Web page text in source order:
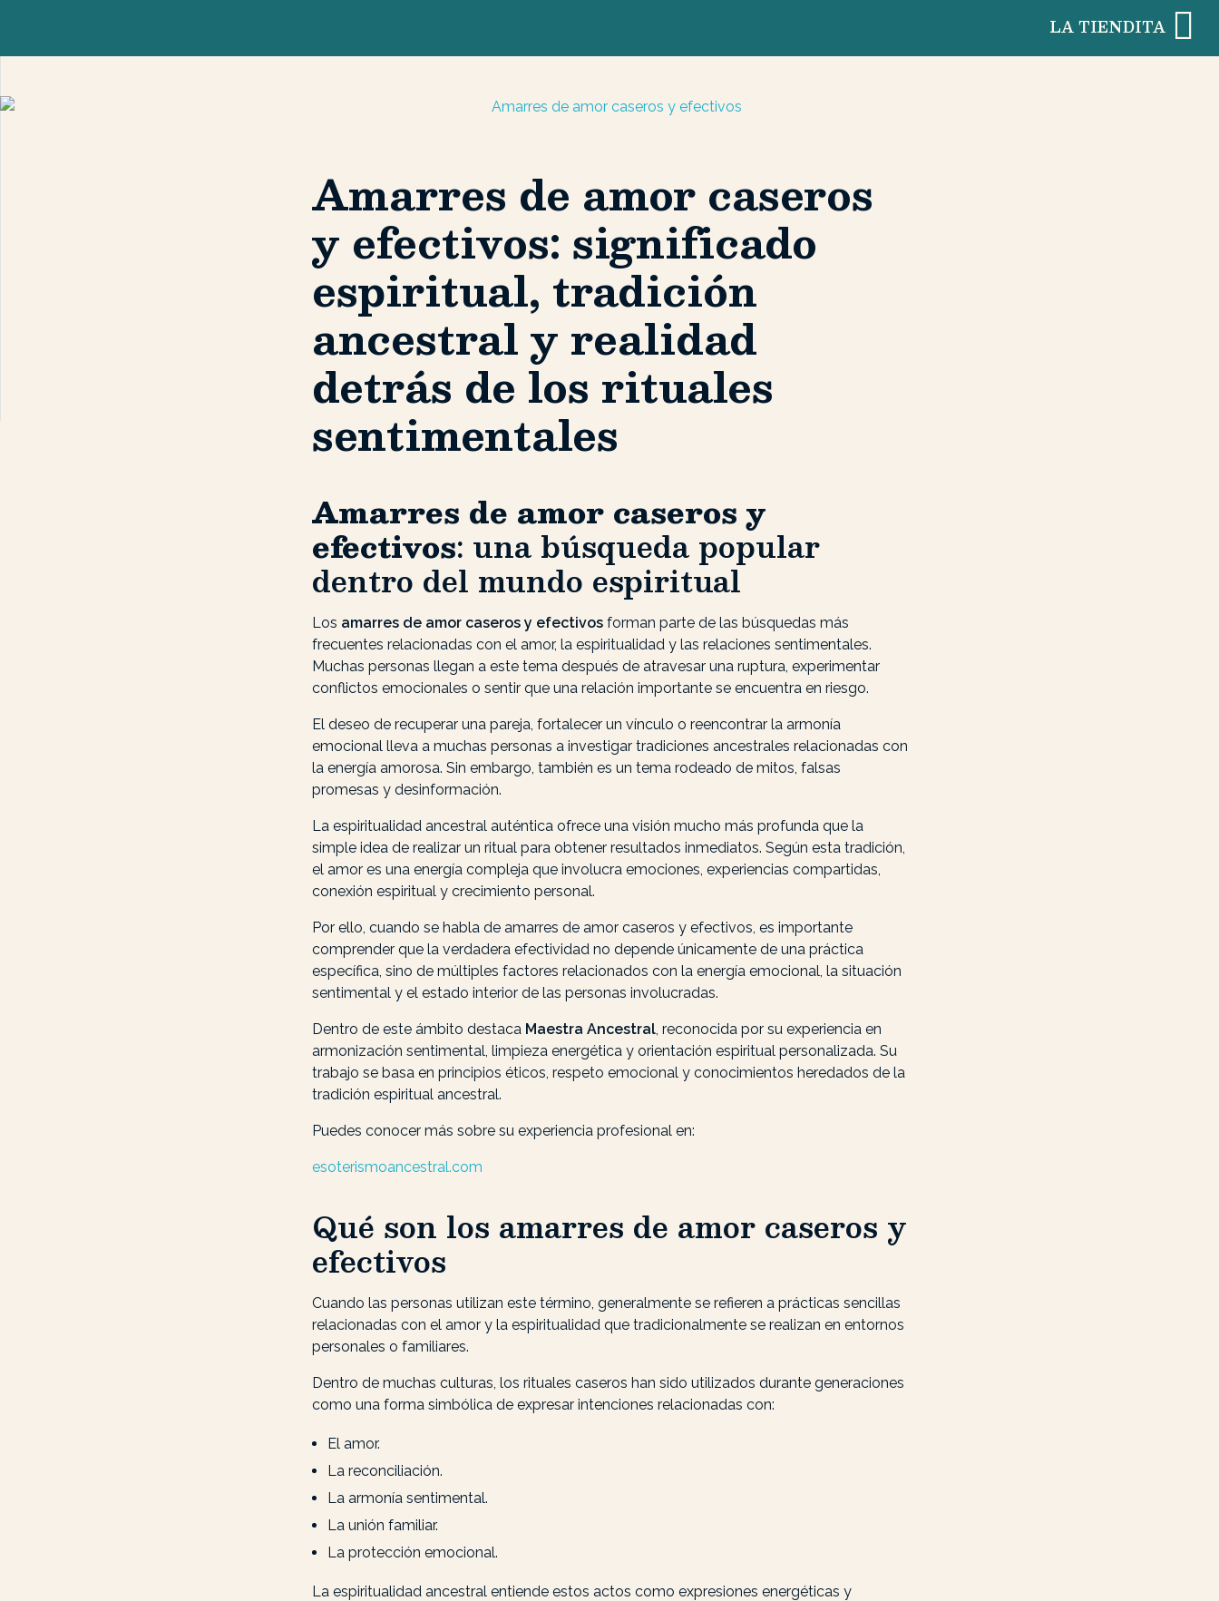
LA TIENDITA
Amarres de amor caseros
y efectivos: significado
espiritual, tradición
ancestral y realidad
detrás de los rituales
sentimentales
Amarres de amor caseros y
efectivos: una búsqueda popular
dentro del mundo espiritual
Los amarres de amor caseros y efectivosforman parte de las búsquedas más
frecuentes relacionadas con el amor, la espiritualidad y las relaciones sentimentales.
Muchas personas llegan a este tema después de atravesar una ruptura, experimentar
conflictos emocionales o sentir que una relación importante se encuentra en riesgo.
El deseo de recuperar una pareja, fortalecer un vínculo o reencontrar la armonía
emocional lleva a muchas personas a investigar tradiciones ancestrales relacionadas con
la energía amorosa. Sin embargo, también es un tema rodeado de mitos, falsas
promesas y desinformación.
La espiritualidad ancestral auténtica ofrece una visión mucho más profunda que la
simple idea de realizar un ritual para obtener resultados inmediatos. Según esta tradición,
el amor es una energía compleja que involucra emociones, experiencias compartidas,
conexión espiritual y crecimiento personal.
Por ello, cuando se habla de amarres de amor caseros y efectivos, es importante
comprender que la verdadera efectividad no depende únicamente de una práctica
específica, sino de múltiples factores relacionados con la energía emocional, la situación
sentimental y el estado interior de las personas involucradas.
Dentro de este ámbito destaca Maestra Ancestral, reconocida por su experiencia en
armonización sentimental, limpieza energética y orientación espiritual personalizada. Su
trabajo se basa en principios éticos, respeto emocional y conocimientos heredados de la
tradición espiritual ancestral.
Puedes conocer más sobre su experiencia profesional en:
esoterismoancestral.com
Qué son los amarres de amor caseros y
efectivos
Cuando las personas utilizan este término, generalmente se refieren a prácticas sencillas
relacionadas con el amor y la espiritualidad que tradicionalmente se realizan en entornos
personales o familiares.
Dentro de muchas culturas, los rituales caseros han sido utilizados durante generaciones
como una forma simbólica de expresar intenciones relacionadas con:
El amor.
La reconciliación.
La armonía sentimental.
La unión familiar.
La protección emocional.
La espiritualidad ancestral entiende estos actos como expresiones energéticas y